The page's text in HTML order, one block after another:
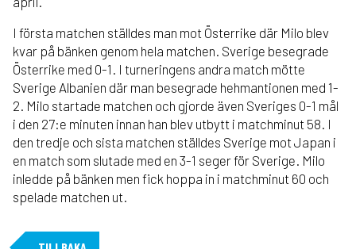
I första matchen ställdes man mot Österrike där Milo blev
kvar på bänken genom hela matchen. Sverige besegrade
Österrike med 0-1. I turneringens andra match mötte
Sverige Albanien där man besegrade hehmantionen med 1-
2. Milo startade matchen och gjorde även Sveriges 0-1 mål
i den 27:e minuten innan han blev utbytt i matchminut 58. I
den tredje och sista matchen ställdes Sverige mot Japan i
en match som slutade med en 3-1 seger för Sverige. Milo
inledde på bänken men fick hoppa in i matchminut 60 och
spelade matchen ut.